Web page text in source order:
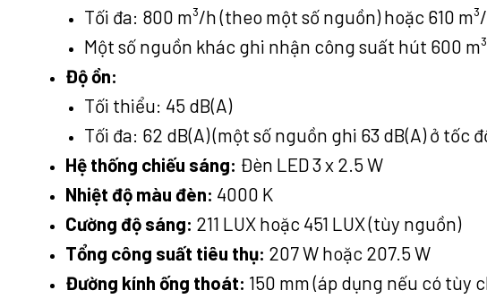
Tối đa: 800 m³/h (theo một số nguồn) hoặc 610
Một số nguồn khác ghi nhận công suất hút 600
Độ ồn:
Tối thiểu: 45 dB(A)
Tối đa: 62 dB(A) (một số nguồn ghi 63 dB(A) ở tốc
Hệ thống chiếu sáng: Đèn LED 3 x 2.5 W
Nhiệt độ màu đèn: 4000 K
Cường độ sáng: 211 LUX hoặc 451 LUX (tùy nguồn)
Tổng công suất tiêu thụ: 207 W hoặc 207.5 W
Đường kính ống thoát: 150 mm (áp dụng nếu có